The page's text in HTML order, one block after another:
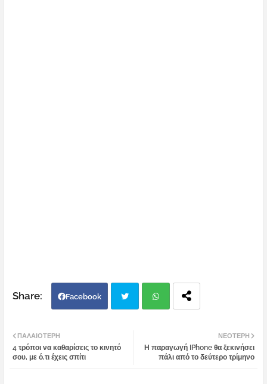
Facebook
tter atsa
ΝΕΌΤΕΡΗ
Η παραγωγή IPhone θα ξεκινήσει
πάλι από το δεύτερο τρίμηνο
ΠΑΛΑΙΌΤΕΡΗ
4 τρόποι να καθαρίσεις το κινητό
σου, με ό,τι έχεις σπίτι